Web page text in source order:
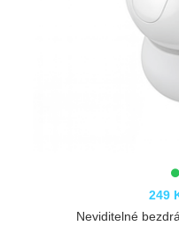
249
Neviditelné